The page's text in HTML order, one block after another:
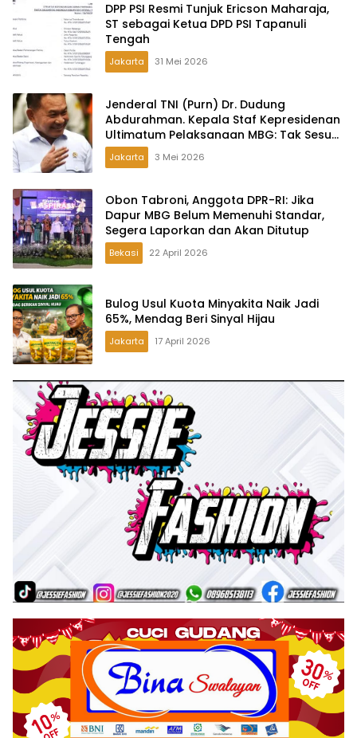
DPP PSI Resmi Tunjuk Ericson Maharaja,
ST sebagai Ketua DPD PSI Tapanuli
Tengah
Jakarta 31 Mei 2026
Jenderal TNI (Purn) Dr. Dudung
Abdurahman. Kepala Staf Kepresidenan
Ultimatum Pelaksanaan MBG: Tak Sesuai
Aturan di Lapangan, Akan Dibabat
Jakarta 3 Mei 2026
Obon Tabroni, Anggota DPR-RI: Jika
Dapur MBG Belum Memenuhi Standar,
Segera Laporkan dan Akan Ditutup
Bekasi 22 April 2026
Bulog Usul Kuota Minyakita Naik Jadi
65%, Mendag Beri Sinyal Hijau
Jakarta 17 April 2026